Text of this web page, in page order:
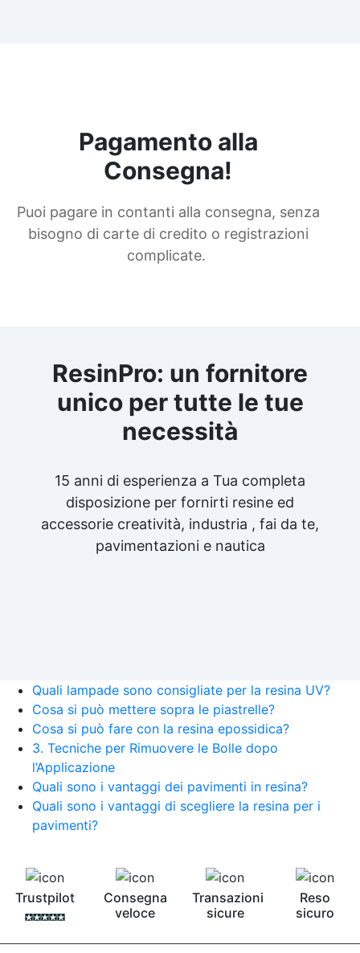
Pagamento alla
Consegna!
Puoi pagare in contanti alla consegna, senza
bisogno di carte di credito o registrazioni
complicate.
ResinPro: un fornitore
unico per tutte le tue
necessità
15 anni di esperienza a Tua completa
disposizione per fornirti resine ed
accessorie creatività, industria , fai da te,
pavimentazioni e nautica
Quali lampade sono consigliate per la resina UV?
Cosa si può mettere sopra le piastrelle?
Cosa si può fare con la resina epossidica?
3. Tecniche per Rimuovere le Bolle dopo
l’Applicazione
Quali sono i vantaggi dei pavimenti in resina?
Quali sono i vantaggi di scegliere la resina per i
pavimenti?
Trustpilot
Consegna
veloce
Transazioni
sicure
Reso
sicuro